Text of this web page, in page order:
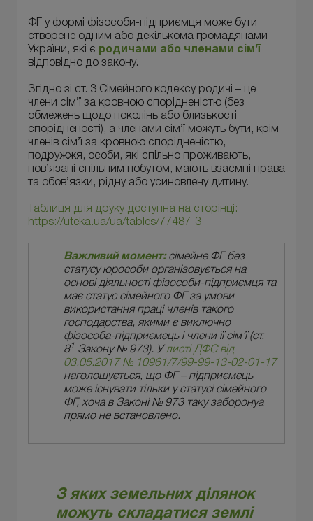
ФГ у формі фізособи-підприємця може бути
створене одним або декількома громадянами
України, які є родичами або членами сім’ї
відповідно до закону.
Згідно зі ст. 3 Сімейного кодексу родичі – це
члени сім’ї за кровною спорідненістю (без
обмежень щодо поколінь або близькості
спорідненості), а членами сім’ї можуть бути, крім
членів сім’ї за кровною спорідненістю,
подружжя, особи, які спільно проживають,
пов’язані спільним побутом, мають взаємні права
та обов’язки, рідну або усиновлену дитину.
Таблиця для друку доступна на сторінці:
https://uteka.ua/ua/tables/77487-3
Важливий момент:сімейне ФГ без
статусу юрособи організовується на
основі діяльності фізособи-підприємця та
має статус сімейного ФГ за умови
використання праці членів такого
господарства, якими є виключно
фізособа-підприємець і члени її сім’ї (ст.
81 Закону № 973). Улисті ДФС від
03.05.2017 № 10961/7/99-99-13-02-01-17
наголошується, що ФГ – підприємець
може існувати тільки у статусі сімейного
ФГ, хоча в Законі № 973 таку заборонуа
прямо не встановлено.
З яких земельних ділянок
можуть складатися землі